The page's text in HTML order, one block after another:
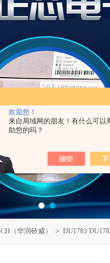
欢迎您！
来自局域网的朋友！有什么可以
助您的吗？
（华润矽威） ＞ DU1783